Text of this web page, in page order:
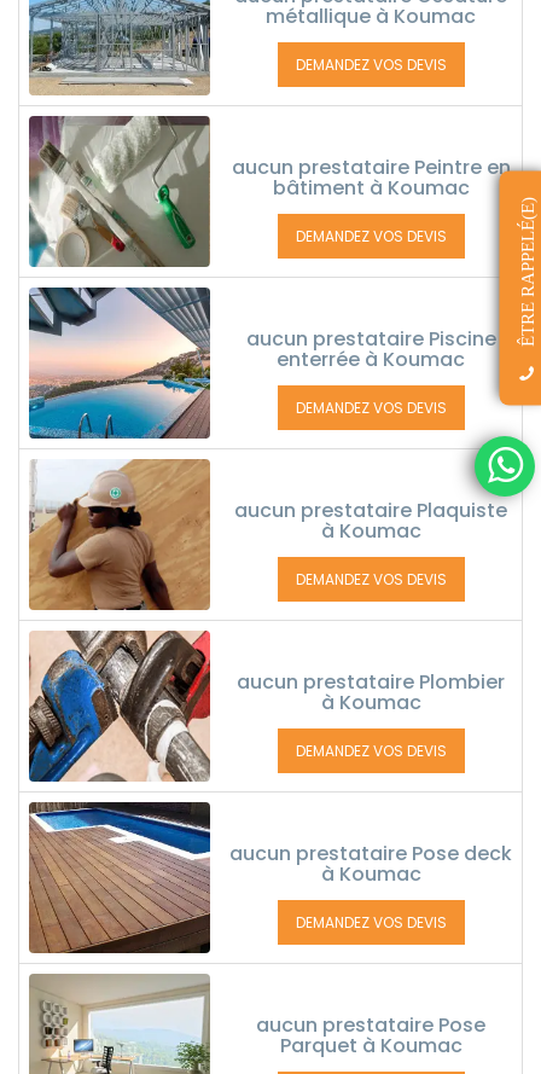
métallique à Koumac
DEMANDEZ VOS DEVIS
aucun prestataire Peintre en
bâtiment à Koumac
DEMANDEZ VOS DEVIS
aucun prestataire Piscine
enterrée à Koumac
DEMANDEZ VOS DEVIS
aucun prestataire Plaquiste
à Koumac
DEMANDEZ VOS DEVIS
aucun prestataire Plombier
à Koumac
DEMANDEZ VOS DEVIS
aucun prestataire Pose deck
à Koumac
DEMANDEZ VOS DEVIS
aucun prestataire Pose
Parquet à Koumac
ÊTRE RAPPELÉ(E)